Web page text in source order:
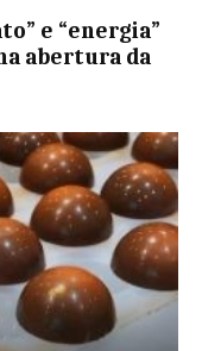
e “energia”
abertura da